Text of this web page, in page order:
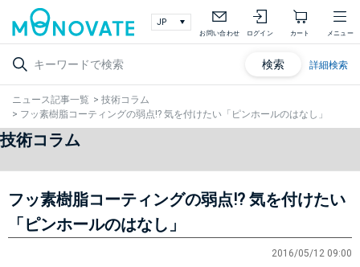
お問い合わせ ログイン カート メニュー
検索 詳細検索
ニュース記事一覧 > 技術コラム
> フッ素樹脂コーティングの弱点!? 気を付けたい「ピンホールのはなし」
技術コラム
フッ素樹脂コーティングの弱点!? 気を付けたい
「ピンホールのはなし」
2016/05/12 09:00